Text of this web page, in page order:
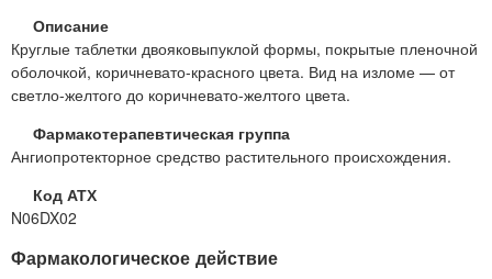
Описание
Круглые таблетки двояковыпуклой формы, покрытые пленочной
оболочкой, коричневато-красного цвета. Вид на изломе — от
светло-желтого до коричневато-желтого цвета.
Фармакотерапевтическая группа
Ангиопротекторное средство растительного происхождения.
Код АТХ
N06DX02
Фармакологическое действие